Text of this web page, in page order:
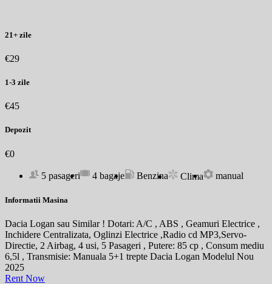
21+ zile
€29
1-3 zile
€45
Depozit
€0
5 pasageri 4 bagaje Benzina Clima manual
Informatii Masina
Dacia Logan sau Similar ! Dotari: A/C , ABS , Geamuri Electrice ,
Inchidere Centralizata, Oglinzi Electrice ,Radio cd MP3,Servo-
Directie, 2 Airbag, 4 usi, 5 Pasageri , Putere: 85 cp , Consum mediu
6,5l , Transmisie: Manuala 5+1 trepte Dacia Logan Modelul Nou
2025
Rent Now